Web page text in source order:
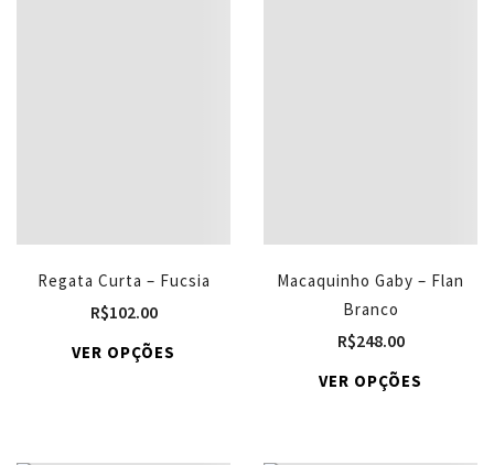
Regata Curta – Fucsia
R$102.00
VER OPÇÕES
Macaquinho Gaby – Flan
Branco
R$248.00
VER OPÇÕES